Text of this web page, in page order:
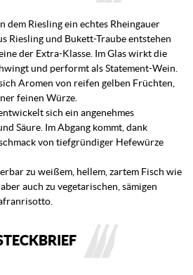
dem Riesling ein echtes Rheingauer
Riesling und Bukett-Traube entstehen
der Extra-Klasse. Im Glas wirkt die
und performt als Statement-Wein.
Aromen von reifen gelben Früchten,
feinen Würze.
sich ein angenehmes
Säure. Im Abgang kommt, dank
von tiefgründiger Hefewürze
zu weißem, hellem, zartem Fisch wie
auch zu vegetarischen, sämigen